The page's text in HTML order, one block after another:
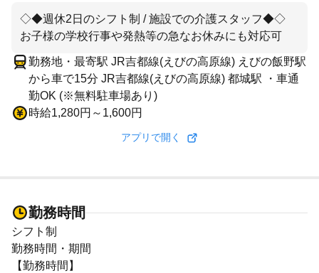
◇◆週休2日のシフト制 / 施設での介護スタッフ◆◇
お子様の学校行事や発熱等の急なお休みにも対応可
勤務地・最寄駅 JR吉都線(えびの高原線) えびの飯野駅
から車で15分 JR吉都線(えびの高原線) 都城駅 ・車通
勤OK (※無料駐車場あり)
時給1,280円～1,600円
アプリで開く
勤務時間
シフト制
勤務時間・期間
【勤務時間】